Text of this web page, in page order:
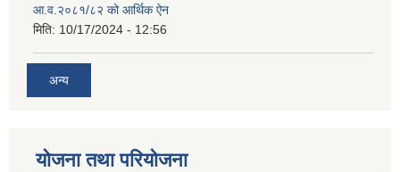
आ.व.२०८१/८२ को आर्थिक ऐन
मिति: 10/17/2024 - 12:56
अन्य
योजना तथा परियोजना